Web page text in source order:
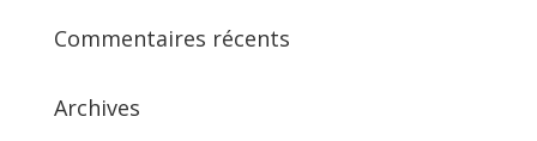
Commentaires récents
Archives